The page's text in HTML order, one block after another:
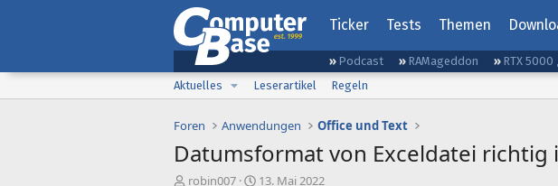
Ticker Tests Themen
Podcast RAMageddon RTX 5000
Aktuelles
Leserartikel Regeln
Foren Anwendungen Office und Text
Datumsformat von Exceldatei
E
robin007
E13. Mai 2022